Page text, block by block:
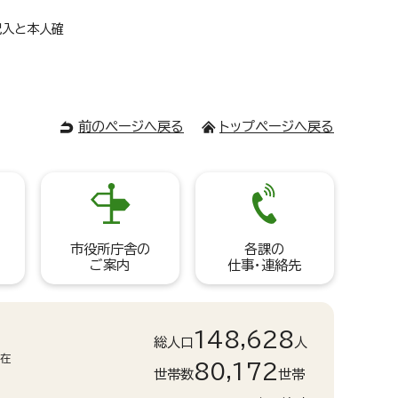
と本人確
前のページへ戻る トップページへ戻る
市役所庁舎の
ご案内
各課の
仕事・連絡先
総人口 148,628 人
世帯数80,172世帯